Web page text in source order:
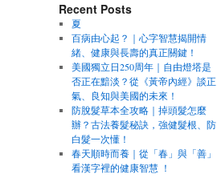
Recent Posts
夏
百病由心起？｜心字智慧揭開情
緒、健康與長壽的真正關鍵！
美國獨立日250周年｜自由燈塔是
否正在黯淡？從《黃帝內經》談正
氣、良知與美國的未來！
防脫髮草本全攻略｜掉頭髮怎麼
辦？古法養髮秘訣，強健髮根、防
白髮一次懂！
春天順時而養｜從「春」與「善」
看漢字裡的健康智慧 ！